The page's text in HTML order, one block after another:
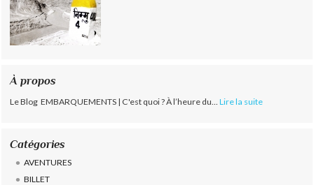
À propos
Le Blog EMBARQUEMENTS | C'est quoi ? À l’heure du... Lire la suite
Catégories
AVENTURES
BILLET